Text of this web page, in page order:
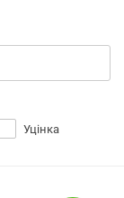
Уцінка